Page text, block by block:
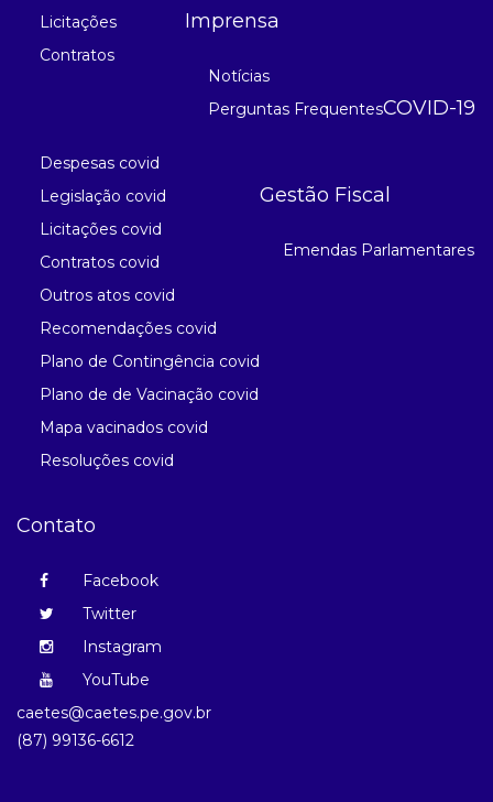
Licitações
Contratos
Imprensa
Notícias
Perguntas FrequentesCOVID-19
Despesas covid
Legislação covid
Licitações covid
Contratos covid
Outros atos covid
Recomendações covid
Plano de Contingência covid
Plano de de Vacinação covid
Mapa vacinados covid
Resoluções covid
Gestão Fiscal
Emendas Parlamentares
Contato
Facebook
Twitter
Instagram
YouTube
caetes@caetes.pe.gov.br
(87) 99136-6612